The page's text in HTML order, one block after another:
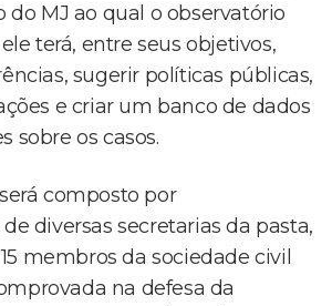
do MJ ao qual o observatório
terá, entre seus objetivos,
sugerir políticas públicas,
e criar um banco de dados
sobre os casos.
composto por
diversas secretarias da pasta,
membros da sociedade civil
na defesa da